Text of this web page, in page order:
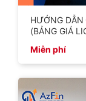
HƯỚNG
(BẢNG GIÁ
Miễn phí